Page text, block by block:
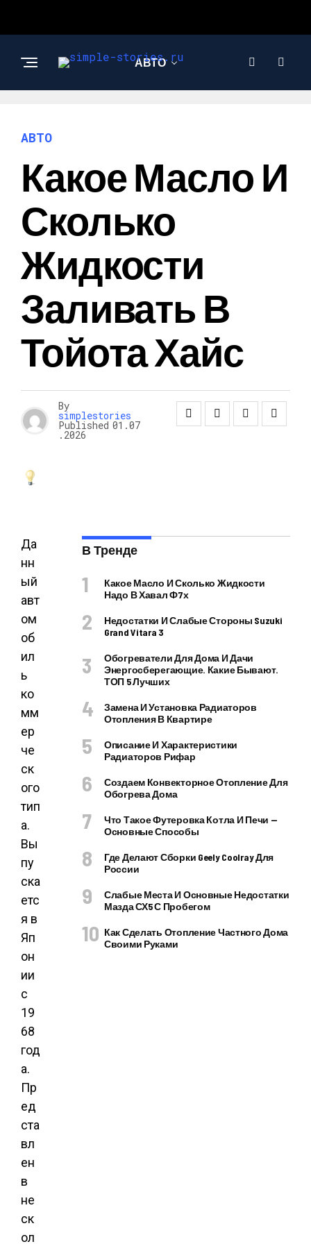
АВТО
АВТО
Какое Масло И
Сколько
Жидкости
Заливать В
Тойота Хайс
By
simplestories
Published 01.07
.2026
Да
нн
ый
авт
ом
об
ил
ь
ко
мм
ер
че
ск
ого
тип
а.
Вы
пу
ска
етс
я в
Яп
он
ии
с
19
68
год
а.
Пр
ед
ста
вл
ен
в
не
ск
ол
В Тренде
Какое Масло И Сколько Жидкости
Надо В Хавал Ф7х
Недостатки И Слабые Стороны Suzuki
Grand Vitara 3
Обогреватели Для Дома И Дачи
Энергосберегающие. Какие Бывают.
ТОП 5 Лучших
Замена И Установка Радиаторов
Отопления В Квартире
Описание И Характеристики
Радиаторов Рифар
Создаем Конвекторное Отопление Для
Обогрева Дома
Что Такое Футеровка Котла И Печи —
Основные Способы
Где Делают Сборки Geely Coolray Для
России
Слабые Места И Основные Недостатки
Мазда СХ5 С Пробегом
Как Сделать Отопление Частного Дома
Своими Руками